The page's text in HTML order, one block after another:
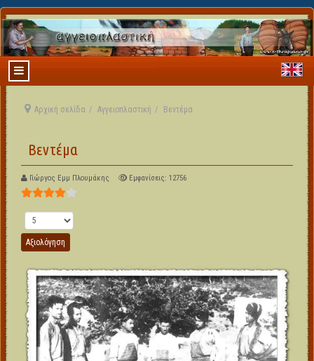
Αρχική σελίδα Αγγειοπλαστική Βεντέμα
Βεντέμα
Γιώργος Εμμ Πλουμάκης Εμφανίσεις: 12756
Αξιολόγηση Χρήστη:
Παρακαλώ αξιολογήστε